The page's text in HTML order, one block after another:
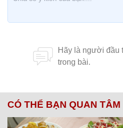
CÓ THỂ BẠN QUAN TÂM